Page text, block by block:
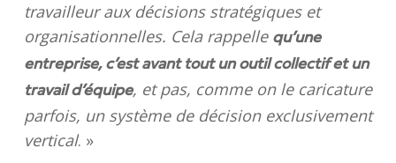
travailleur aux décisions stratégiques et
organisationnelles. Cela rappelle qu’une
entreprise, c’est avant tout un outil collectif et un
travail d’équipe, et pas, comme on le caricature
parfois, un système de décision exclusivement
vertical. »